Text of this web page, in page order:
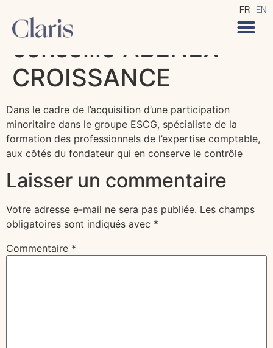
FR EN
CLARIS Avocats
conseille ABENEX
CROISSANCE
Dans le cadre de l’acquisition d’une participation
minoritaire dans le groupe ESCG, spécialiste de la
formation des professionnels de l’expertise comptable,
aux côtés du fondateur qui en conserve le contrôle
Laisser un commentaire
Votre adresse e-mail ne sera pas publiée. Les champs
obligatoires sont indiqués avec *
Commentaire *